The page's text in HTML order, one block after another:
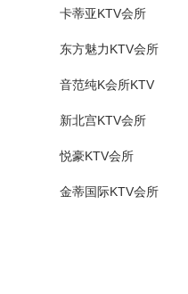
卡蒂亚KTV会所
东方魅力KTV会所
音范纯K会所KTV
新北宫KTV会所
悦豪KTV会所
金蒂国际KTV会所